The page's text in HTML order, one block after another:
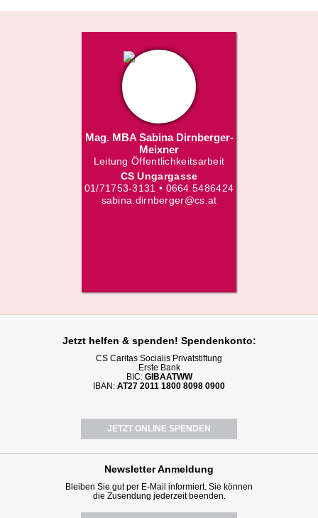
Mag. MBA Sabina Dirnberger-
Meixner
Leitung Öffentlichkeitsarbeit
CS Ungargasse
01/71753-3131 • 0664 5486424
sabina.dirnberger@cs.at
Jetzt helfen & spenden! Spendenkonto:
CS Caritas Socialis Privatstiftung
Erste Bank
BIC: GIBAATWW
IBAN: AT27 2011 1800 8098 0900
JETZT ONLINE SPENDEN
NewsletterAnmeldung
Bleiben Sie gut per E-Mail informiert. Sie können
die Zusendung jederzeit beenden.